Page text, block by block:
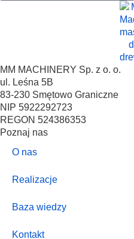
MM MACHINERY Sp. z o. o.
ul. Leśna 5B
83-230 Smętowo Graniczne
NIP 5922292723
REGON 524386353
Poznaj nas
O nas
Realizacje
Baza wiedzy
Kontakt